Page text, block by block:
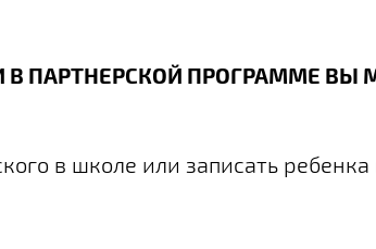
В ПАРТНЕРСКОЙ ПРОГРАММЕ ВЫ
в школе или записать ребенка